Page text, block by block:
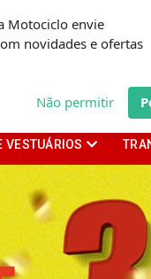
Motociclo envie
novidades e ofertas
Não permitir
VESTUÁRIOS